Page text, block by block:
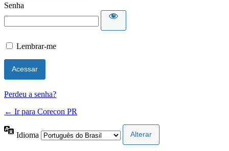
Senha
Lembrar-me
Perdeu a senha?
← Ir para Corecon PR
Idioma